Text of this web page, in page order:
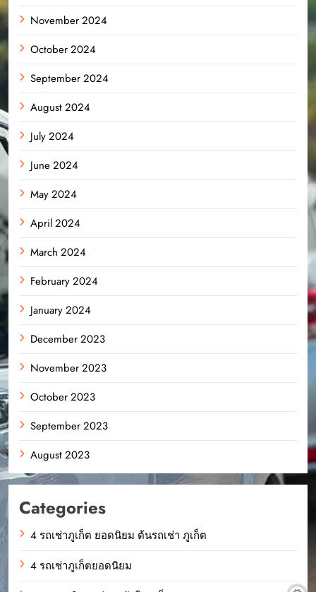
November 2024
October 2024
September 2024
August 2024
July 2024
June 2024
May 2024
April 2024
March 2024
February 2024
January 2024
December 2023
November 2023
October 2023
September 2023
August 2023
Categories
4 รถเช่าภูเก็ต ยอดนิยม ต้นรถเช่า ภูเก็ต
4 รถเช่าภูเก็ตยอดนิยม